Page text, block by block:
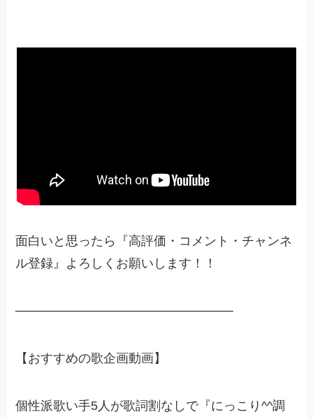
面白いと思ったら『高評価・コメント・チャンネ
ル登録』よろしくお願いします！！
────────────────────────
【おすすめの歌企画動画】
個性派歌い手5人が歌詞割なしで『にっこり^^調